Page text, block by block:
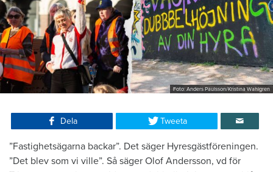
Foto: Anders Paulsson/Kristina Wahlgren
Dela Tweeta
”Fastighetsägarna backar”. Det säger Hyresgästföreningen.
”Det blev som vi ville”. Så säger Olof Andersson, vd för